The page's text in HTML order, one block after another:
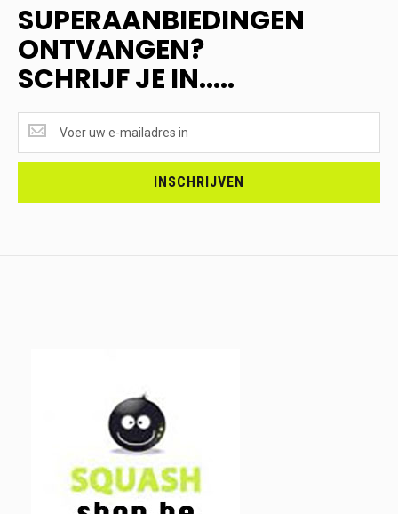
SUPERAANBIEDINGEN
ONTVANGEN?
SCHRIJF JE IN.....
ONTVANGEN?
<br>SCHRIJF
INSCHRIJVEN